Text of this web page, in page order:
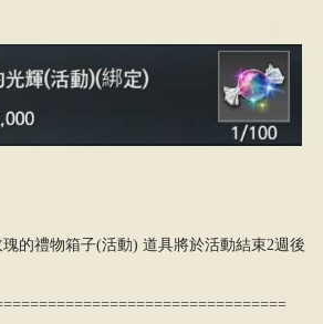
瑰的禮物箱子(活動) 道具將於活動結束2週後